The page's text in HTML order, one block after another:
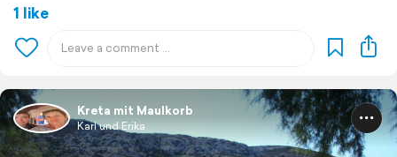
1 like
Kreta mit Maulkorb
Karl und Erika